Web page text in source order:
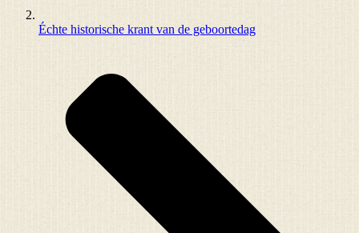
Échte historische krant van de geboortedag